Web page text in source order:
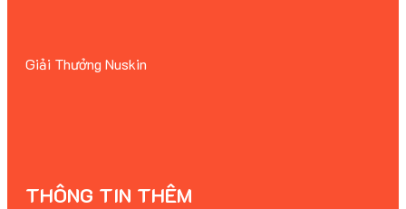
Giải Thưởng Nuskin
THÔNG TIN THÊM